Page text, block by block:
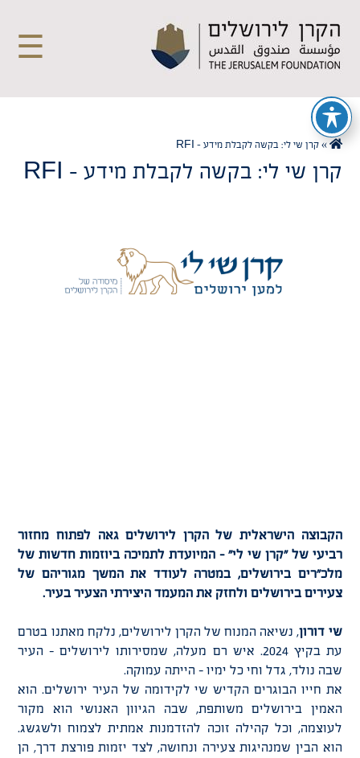
☰
»קרן שי לי: בקשה לקבלת מידע – RFI
קרן שי לי: בקשה לקבלת מידע – RFI
הקבוצה הישראלית של הקרן לירושלים גאה לפתוח מחזור
רביעי של "קרן שי לי" – המיועדת לתמיכה ביוזמות חדשות של
מלכ"רים בירושלים, במטרה לעודד את המשך מגוריהם של
צעירים בירושלים ולחזק את המעמד היצירתי הצעיר בעיר.
שי דורון, נשיאה המנוח של הקרן לירושלים, נלקח מאתנו בטרם
עת בקיץ 2024. איש רם מעלה, שמסירותו לירושלים – העיר
שבה נולד, גדל וחי כל ימיו – הייתה עמוקה.
את חייו הבוגרים הקדיש שי לקידומה של העיר ירושלים. הוא
האמין בירושלים משותפת, שבה הגיוון האנושי הוא מקור
לעוצמה, וכל קהילה זוכה להזדמנות אמתית לצמוח ולשגשג.
הוא הבין שמנהיגות צעירה ונחושה, לצד יזמות פורצת דרך, הן